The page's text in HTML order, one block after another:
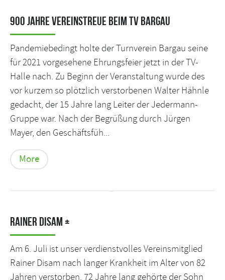
900 Jahre Vereinstreue beim TV Bargau
Pandemiebedingt holte der Turnverein Bargau seine
für 2021 vorgesehene Ehrungsfeier jetzt in der TV-
Halle nach. Zu Beginn der Veranstaltung wurde des
vor kurzem so plötzlich verstorbenen Walter Hähnle
gedacht, der 15 Jahre lang Leiter der Jedermann-
Gruppe war. Nach der Begrüßung durch Jürgen
Mayer, den Geschäftsfüh...
More
Rainer Disam +
Am 6. Juli ist unser verdienstvolles Vereinsmitglied
Rainer Disam nach langer Krankheit im Alter von 82
Jahren verstorben. 72 Jahre lang gehörte der Sohn